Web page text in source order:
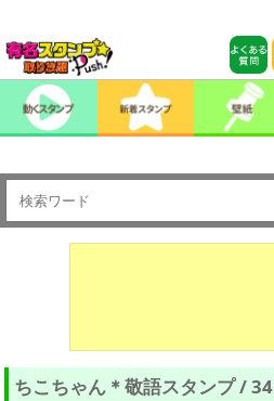
ちこちゃん＊敬語スタンプ / 34